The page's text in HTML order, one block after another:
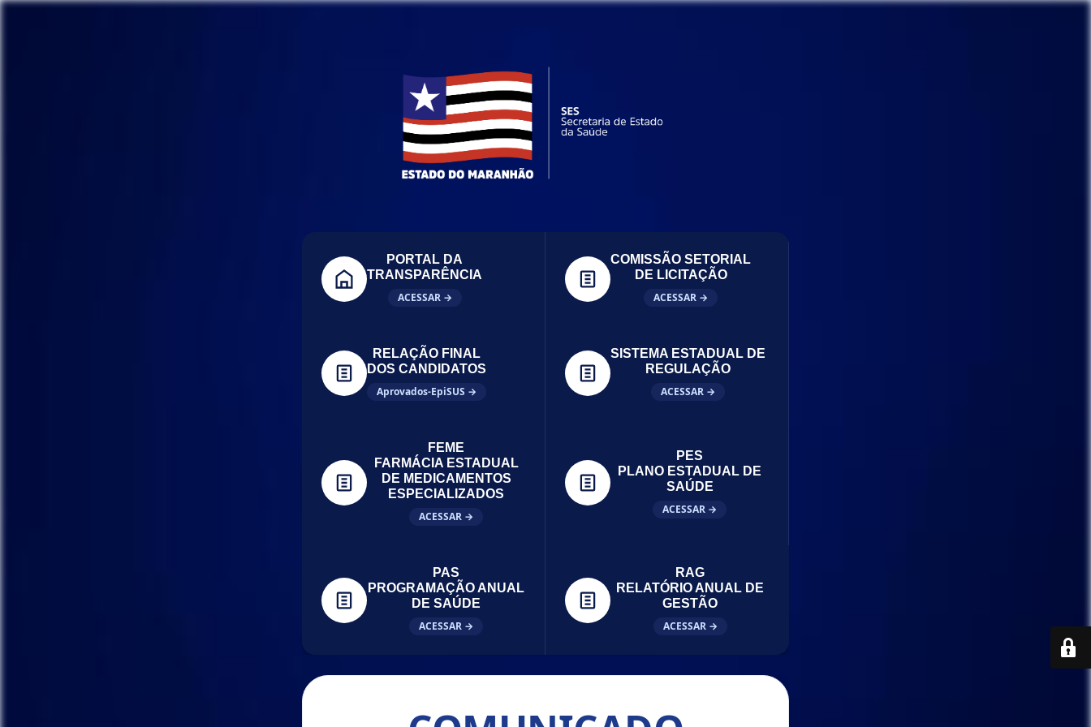
PORTAL DA
TRANSPARÊNCIA
ACESSAR →
COMISSÃO SETORIAL
DE LICITAÇÃO
ACESSAR →
RELAÇÃO FINAL
DOS CANDIDATOS
Aprovados-EpiSUS →
SISTEMA ESTADUAL DE
REGULAÇÃO
ACESSAR →
FEME
FARMÁCIA ESTADUAL
DE MEDICAMENTOS
ESPECIALIZADOS
ACESSAR →
PES
PLANO ESTADUAL DE
SAÚDE
ACESSAR →
PAS
PROGRAMAÇÃO ANUAL
DE SAÚDE
ACESSAR →
RAG
RELATÓRIO ANUAL DE
GESTÃO
ACESSAR →